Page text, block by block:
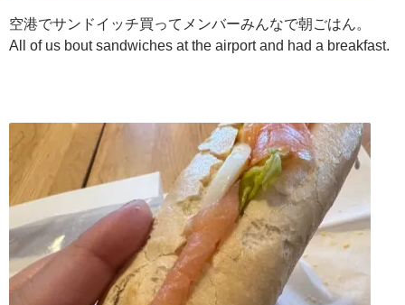
空港でサンドイッチ買ってメンバーみんなで朝ごはん。
All of us bout sandwiches at the airport and had a breakfast.